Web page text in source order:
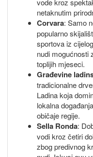
vode kroz
netaknutim
Corvara: Samo
popularno
sportova iz
nudi mogućnosti
toplijih mjeseci.
Građevine
tradicionalne
Ladina koja
lokalna
običaje regije.
Sella Ronda:
vodi kroz četiri
zbog predivnog